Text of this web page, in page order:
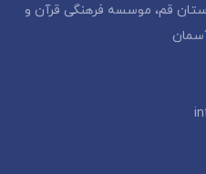
قم، موسسه فرهنگی قرآن و